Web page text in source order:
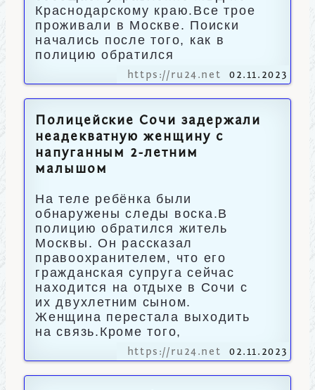
Краснодарскому краю.Все трое
проживали в Москве. Поиски
начались после того, как в
полицию обратился
https://ru24.net 02.11.2023
Полицейские Сочи задержали
неадекватную женщину с
напуганным 2-летним
малышом
На теле ребёнка были
обнаружены следы воска.В
полицию обратился житель
Москвы. Он рассказал
правоохранителем, что его
гражданская супруга сейчас
находится на отдыхе в Сочи с
их двухлетним сыном.
Женщина перестала выходить
на связь.Кроме того,
https://ru24.net 02.11.2023